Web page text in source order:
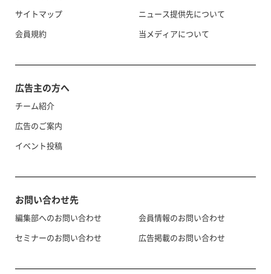
サイトマップ
会員規約
ニュース提供先について
当メディアについて
広告主の方へ
チーム紹介
広告のご案内
イベント投稿
お問い合わせ先
編集部へのお問い合わせ
セミナーのお問い合わせ
会員情報のお問い合わせ
広告掲載のお問い合わせ